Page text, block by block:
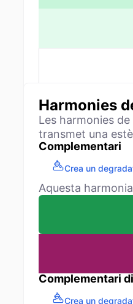
Harmonies
Les harmonies
transmet una
Complementari
Crea un
Aquesta
Complementari
Crea un